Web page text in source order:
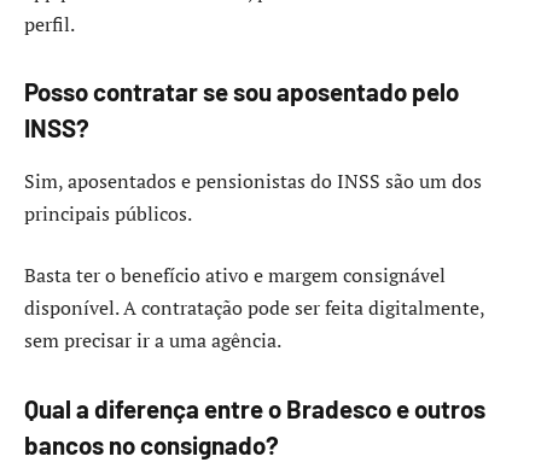
perfil.
Posso contratar se sou aposentado pelo
INSS?
Sim, aposentados e pensionistas do INSS são um dos
principais públicos.
Basta ter o benefício ativo e margem consignável
disponível. A contratação pode ser feita digitalmente,
sem precisar ir a uma agência.
Qual a diferença entre o Bradesco e outros
bancos no consignado?